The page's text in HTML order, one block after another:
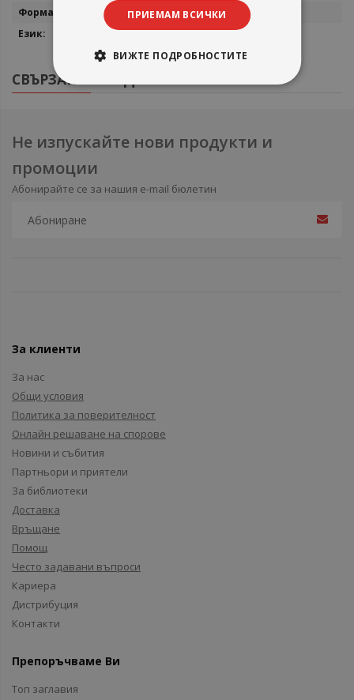
13х20 см.
СВЪРЗАНИ ПРОДУКТИ
Не изпускайте нови продукти и
промоции
Абонирайте се за нашия e-mail бюлетин
За клиенти
За нас
Общи условия
Политика за поверителност
Онлайн решаване на спорове
Новини и събития
Партньори и приятели
За библиотеки
Доставка
Връщане
Помощ
Често задавани въпроси
Кариера
Дистрибуция
Контакти
Препоръчваме Ви
Топ заглавия
ПРИЕМАМ ВСИЧКИ
ВИЖТЕ ПОДРОБНОСТИТЕ